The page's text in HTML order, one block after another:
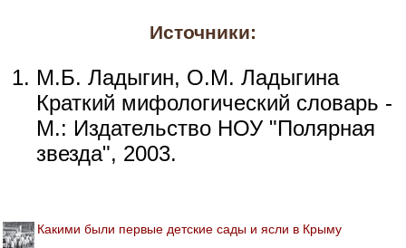
Источники:
М.Б. Ладыгин, О.М. Ладыгина
Краткий мифологический словарь -
М.: Издательство НОУ "Полярная
звезда", 2003.
Какими были первые детские сады и ясли в Крыму